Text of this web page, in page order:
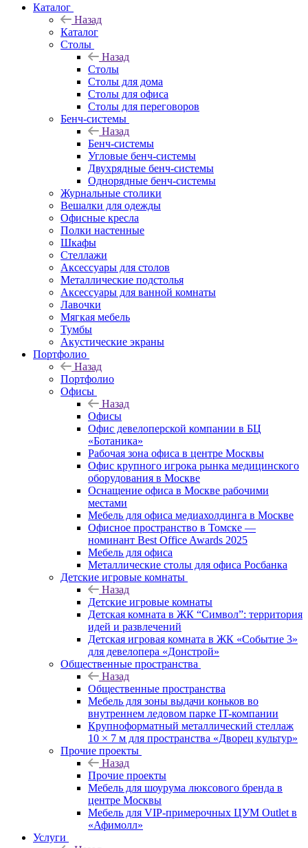
Каталог
Назад
Каталог
Столы
Назад
Столы
Столы для дома
Столы для офиса
Столы для переговоров
Бенч-системы
Назад
Бенч-системы
Угловые бенч-системы
Двухрядные бенч-системы
Однорядные бенч-системы
Журнальные столики
Вешалки для одежды
Офисные кресла
Полки настенные
Шкафы
Стеллажи
Аксессуары для столов
Металлические подстолья
Аксессуары для ванной комнаты
Лавочки
Мягкая мебель
Тумбы
Акустические экраны
Портфолио
Назад
Портфолио
Офисы
Назад
Офисы
Офис девелоперской компании в БЦ
«Ботаника»
Рабочая зона офиса в центре Москвы
Офис крупного игрока рынка медицинского
оборудования в Москве
Оснащение офиса в Москве рабочими
местами
Мебель для офиса медиахолдинга в Москве
Офисное пространство в Томске —
номинант Best Office Awards 2025
Мебель для офиса
Металлические столы для офиса Росбанка
Детские игровые комнаты
Назад
Детские игровые комнаты
Детская комната в ЖК “Символ”: территория
идей и развлечений
Детская игровая комната в ЖК «Событие 3»
для девелопера «Донстрой»
Общественные пространства
Назад
Общественные пространства
Мебель для зоны выдачи коньков во
внутреннем ледовом парке IT-компании
Крупноформатный металлический стеллаж
10 × 7 м для пространства «Дворец культур»
Прочие проекты
Назад
Прочие проекты
Мебель для шоурума люксового бренда в
центре Москвы
Мебель для VIP-примерочных ЦУМ Outlet в
«Афимолл»
Услуги